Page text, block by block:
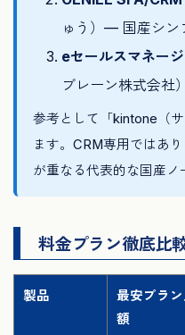
ゅう）— 国産シン
eセールスマネー
ブレーン株式会
参考として「kintone（
ます。CRM専用ではあ
が重なる代表的な国産ノ
料金プラン徹底比
製品
最安プラン
額